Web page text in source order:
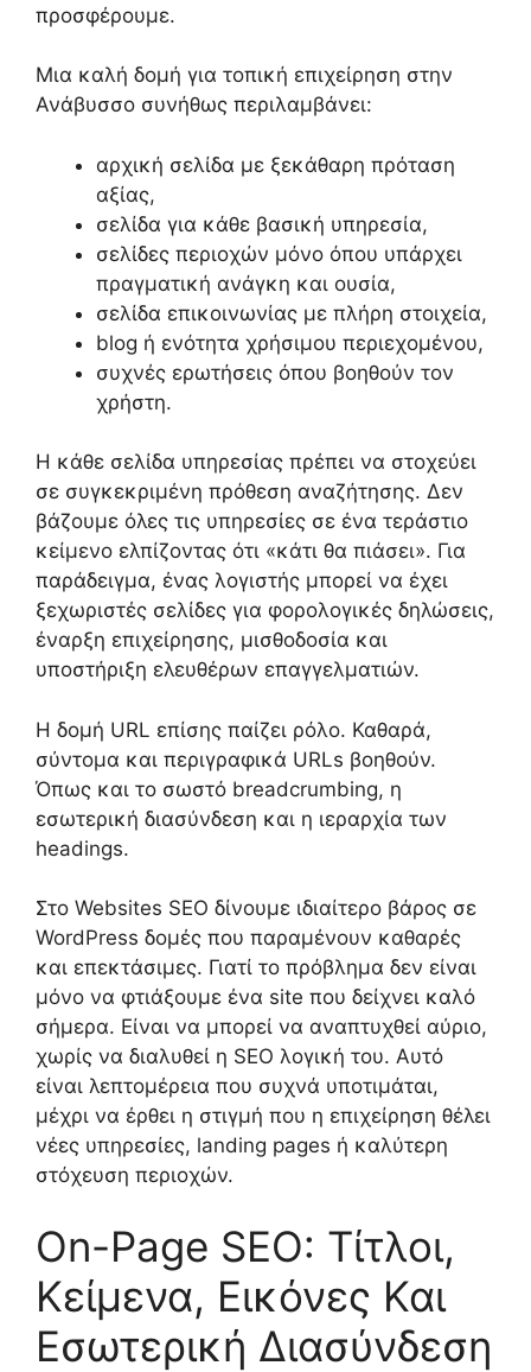
προσφέρουμε.
Μια καλή δομή για τοπική επιχείρηση στην
Ανάβυσσο συνήθως περιλαμβάνει:
αρχική σελίδα με ξεκάθαρη πρόταση
αξίας,
σελίδα για κάθε βασική υπηρεσία,
σελίδες περιοχών μόνο όπου υπάρχει
πραγματική ανάγκη και ουσία,
σελίδα επικοινωνίας με πλήρη στοιχεία,
blog ή ενότητα χρήσιμου περιεχομένου,
συχνές ερωτήσεις όπου βοηθούν τον
χρήστη.
Η κάθε σελίδα υπηρεσίας πρέπει να στοχεύει
σε συγκεκριμένη πρόθεση αναζήτησης. Δεν
βάζουμε όλες τις υπηρεσίες σε ένα τεράστιο
κείμενο ελπίζοντας ότι «κάτι θα πιάσει». Για
παράδειγμα, ένας λογιστής μπορεί να έχει
ξεχωριστές σελίδες για φορολογικές δηλώσεις,
έναρξη επιχείρησης, μισθοδοσία και
υποστήριξη ελευθέρων επαγγελματιών.
Η δομή URL επίσης παίζει ρόλο. Καθαρά,
σύντομα και περιγραφικά URLs βοηθούν.
Όπως και το σωστό breadcrumbing, η
εσωτερική διασύνδεση και η ιεραρχία των
headings.
Στο Websites SEO δίνουμε ιδιαίτερο βάρος σε
WordPress δομές που παραμένουν καθαρές
και επεκτάσιμες. Γιατί το πρόβλημα δεν είναι
μόνο να φτιάξουμε ένα site που δείχνει καλό
σήμερα. Είναι να μπορεί να αναπτυχθεί αύριο,
χωρίς να διαλυθεί η SEO λογική του. Αυτό
είναι λεπτομέρεια που συχνά υποτιμάται,
μέχρι να έρθει η στιγμή που η επιχείρηση θέλει
νέες υπηρεσίες, landing pages ή καλύτερη
στόχευση περιοχών.
On-Page SEO: Τίτλοι,
Κείμενα, Εικόνες Και
Εσωτερική Διασύνδεση